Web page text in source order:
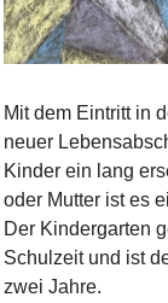
Mit dem Eintritt in
neuer
Kinder ein lang
oder Mutter ist es
Der Kindergarten
Schulzeit und ist
zwei Jahre.